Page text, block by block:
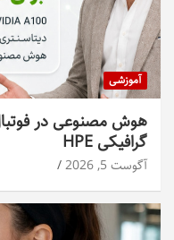
آموزشی
هوش مصنوعی در
گرافیکی HPE
آگوست 5, 2026